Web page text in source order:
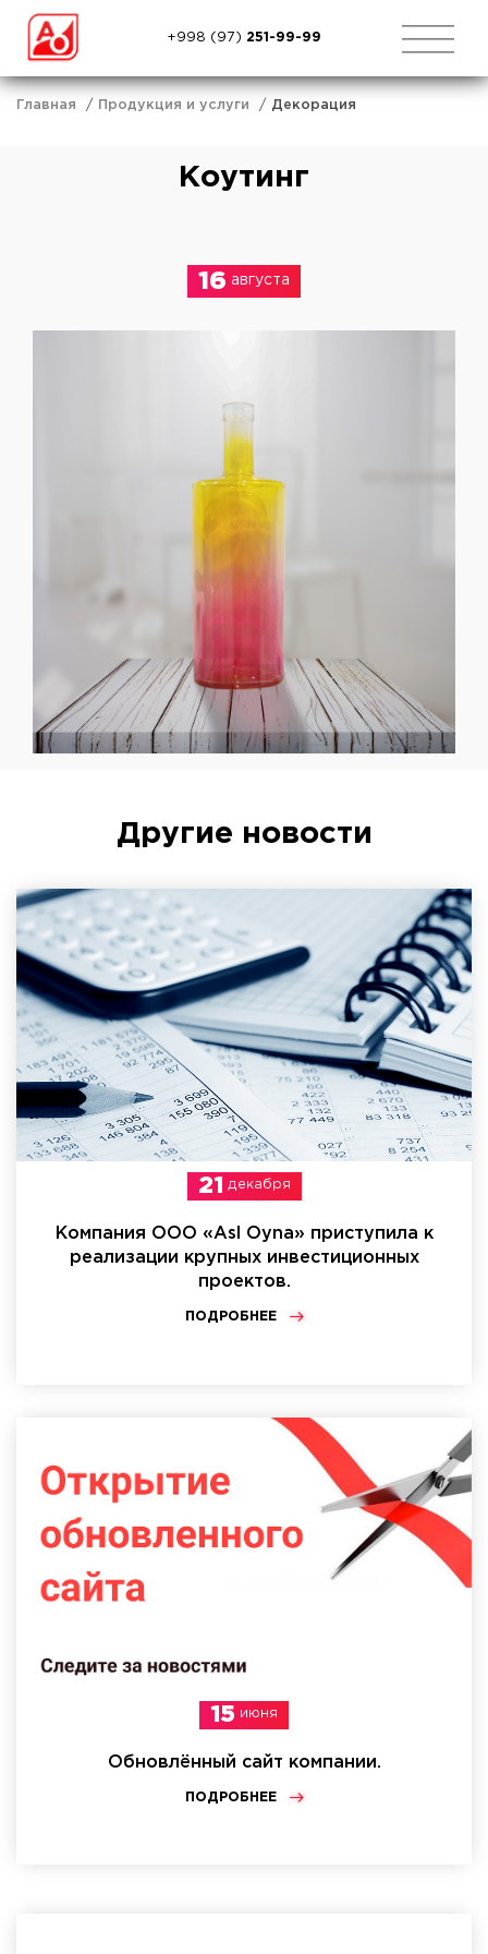
+998 (97) 251-99-99
Главная Продукция и услуги Декорация
Коутинг
16 августа
Другие новости
21 декабря
Компания ООО «Asl Oyna» приступила к
реализации крупных инвестиционных
проектов.
ПОДРОБНЕЕ
15 июня
Обновлённый сайт компании.
ПОДРОБНЕЕ